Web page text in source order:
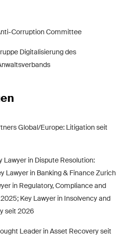
Corruption Committee
Digitalisierung des
Global/Europe: Litigation seit
Lawyer in Dispute Resolution:
Lawyer in Banking & Finance Zurich
in Regulatory, Compliance and
Key Lawyer in Insolvency and
seit 2026
Leader in Asset Recovery seit